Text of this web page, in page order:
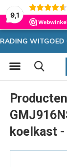
9,1
koelkast -